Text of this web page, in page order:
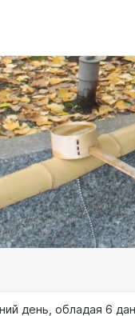
день, обладая 6